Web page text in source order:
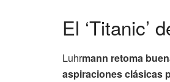
El ‘Titanic’
Luhrmann retoma
aspiraciones clásicas